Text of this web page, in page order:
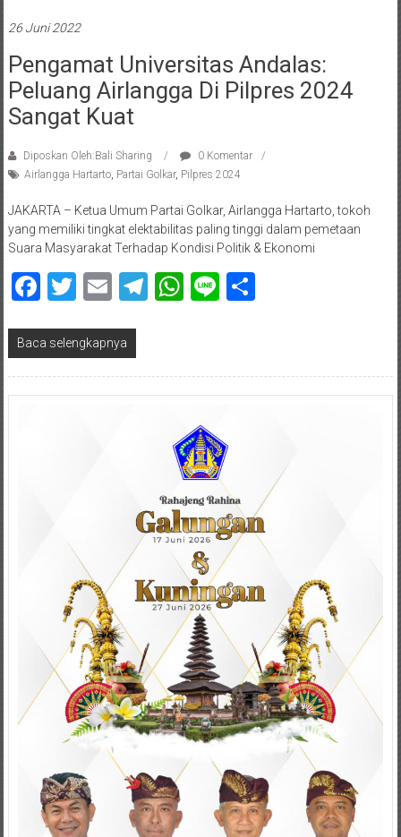
26 Juni 2022
Pengamat Universitas Andalas:
Peluang Airlangga Di Pilpres 2024
Sangat Kuat
Diposkan Oleh:Bali Sharing
0 Komentar
Airlangga Hartarto, Partai Golkar, Pilpres 2024
JAKARTA – Ketua Umum Partai Golkar, Airlangga Hartarto, tokoh
yang memiliki tingkat elektabilitas paling tinggi dalam pemetaan
Suara Masyarakat Terhadap Kondisi Politik & Ekonomi
Facebook
Twitter
EmailTelegram
WhatsApp
LineShare
Baca selengkapnya